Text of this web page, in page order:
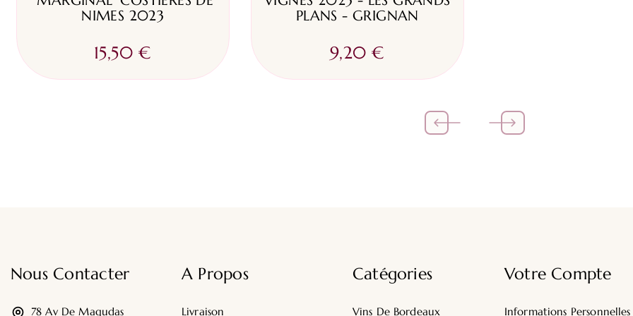
NIMES 2023
15,50 €
PLANS - GRIGNAN
9,20 €
Nous Contacter
78 Av De Magudas
A Propos
Livraison
Catégories
Vins De Bordeaux
Votre Compte
Informations Personnelles